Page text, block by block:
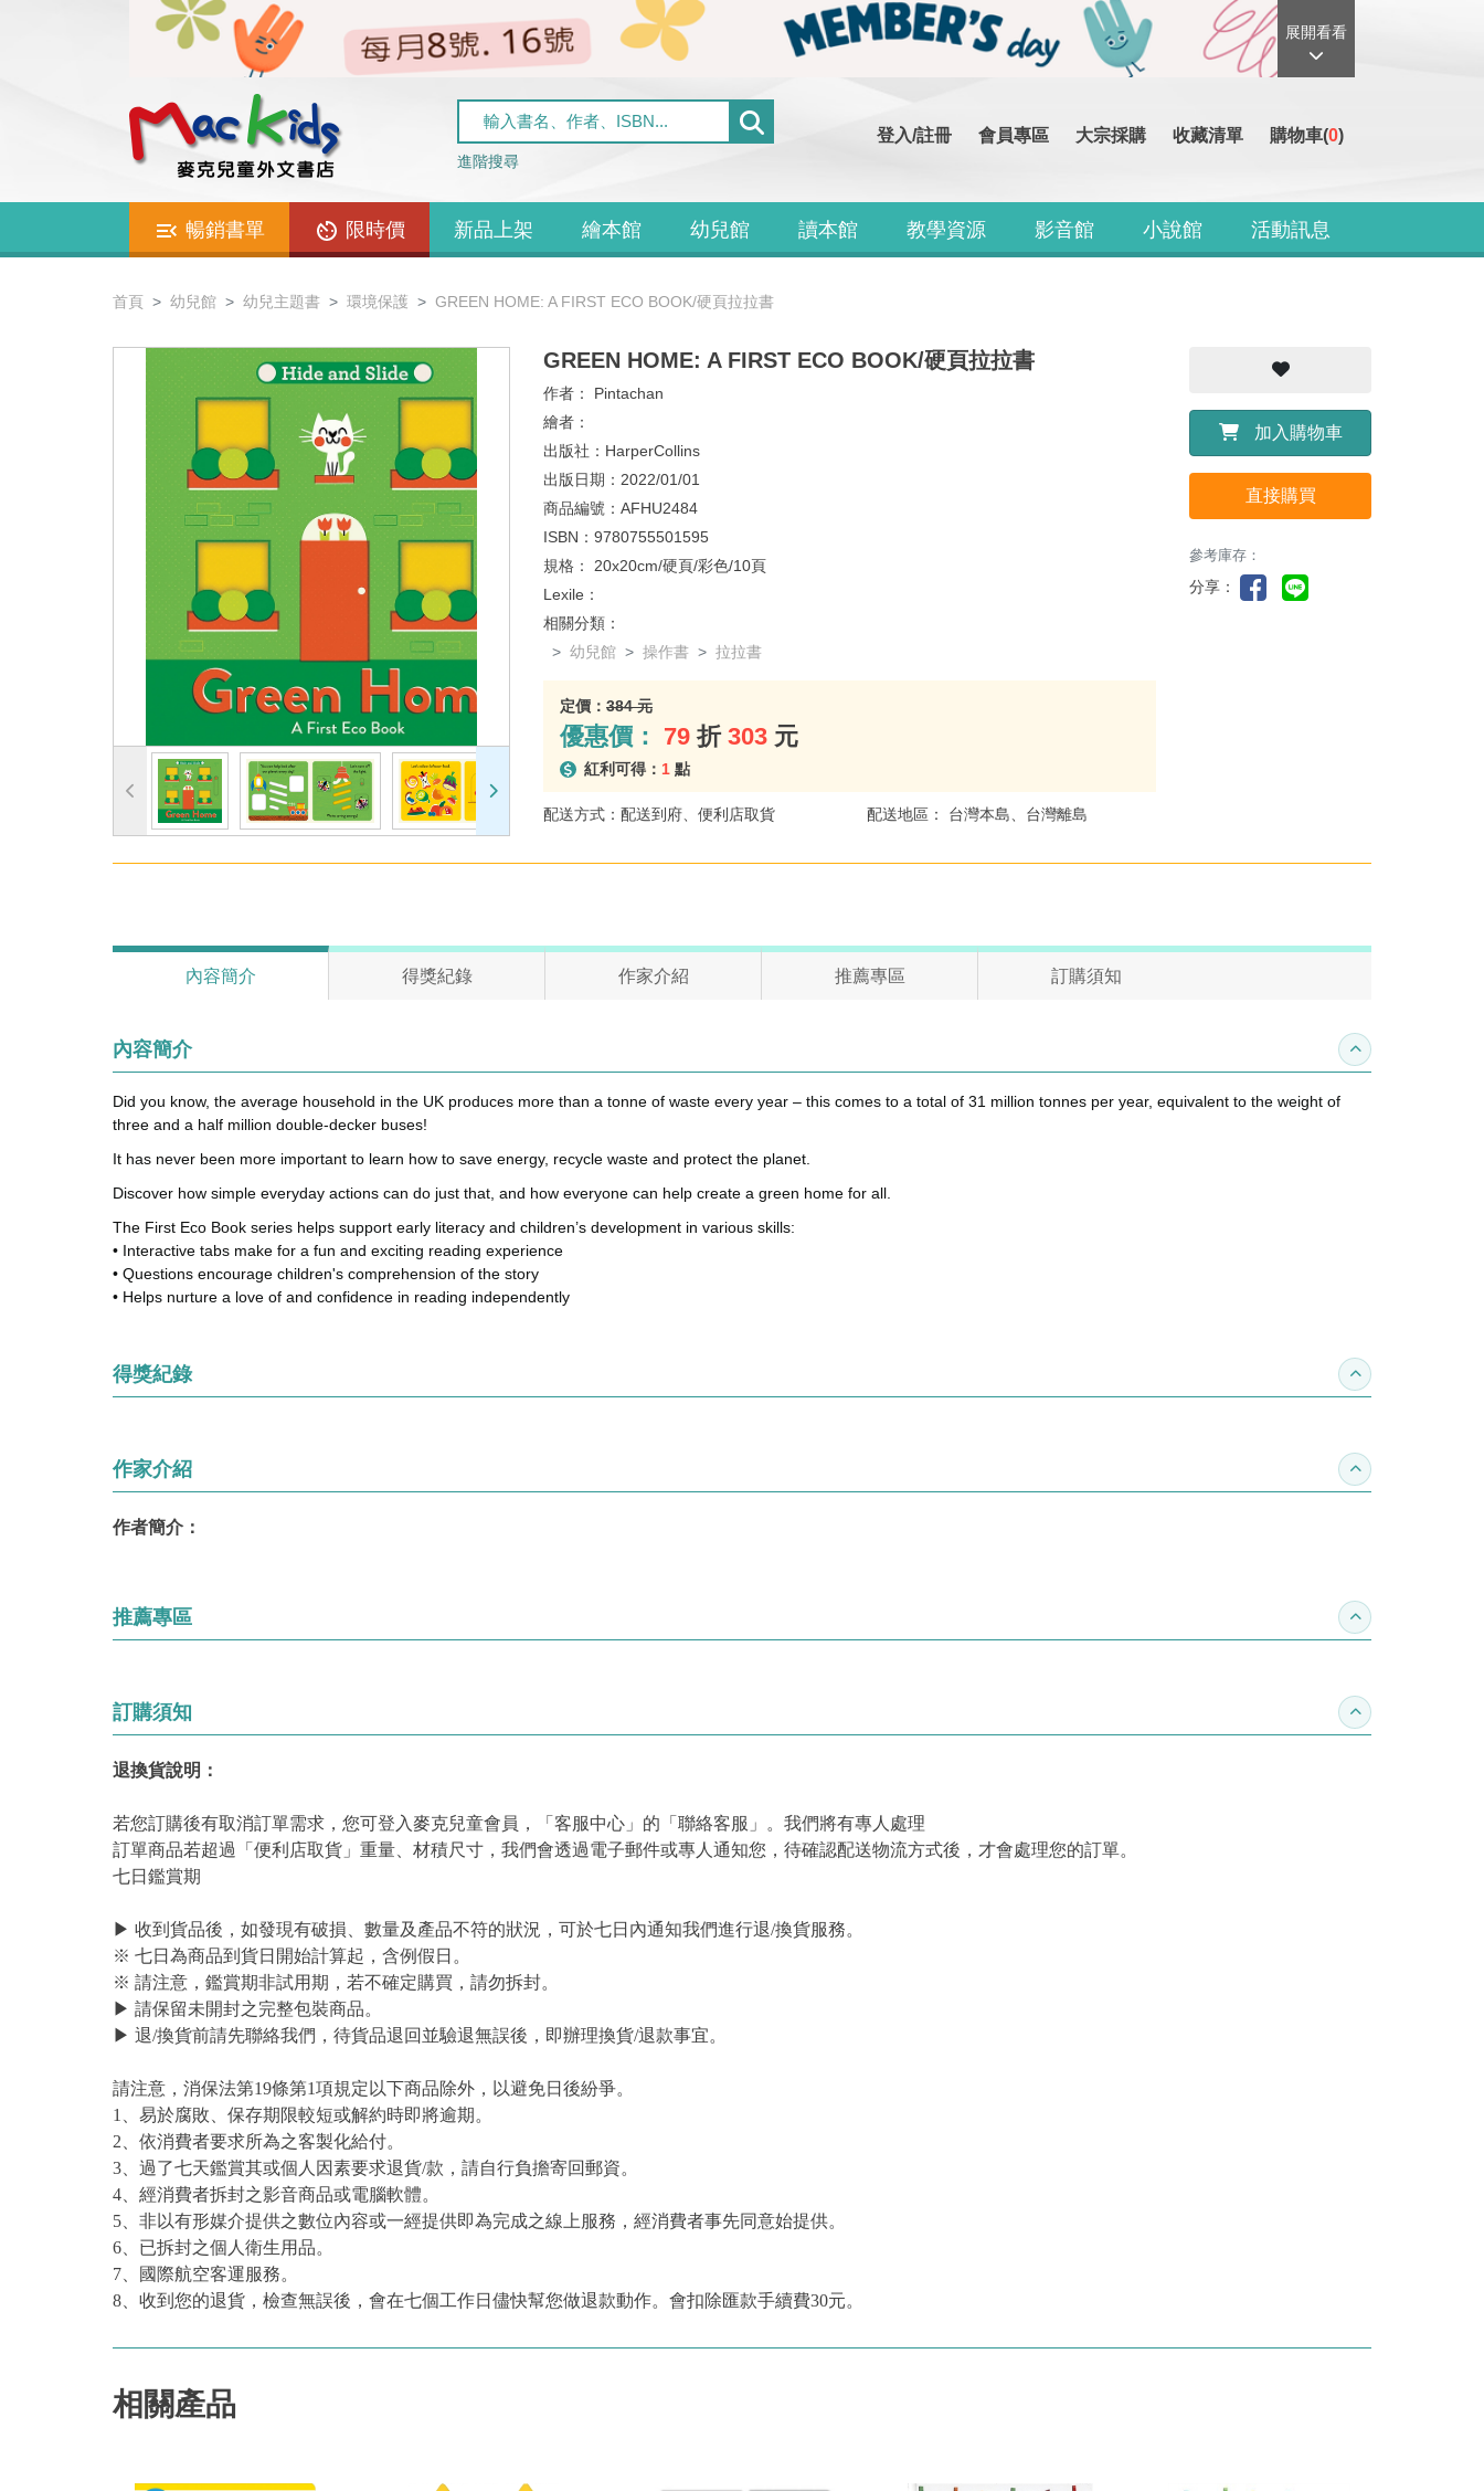
展開看看
進階搜尋
登入/註冊 會員專區 大宗採購 收藏清單 購物車(0)
暢銷書單 限時價 新品上架 繪本館 幼兒館 讀本館 教學資源 影音館 小說館 活動訊息
首頁 幼兒館 幼兒主題書 環境保護 GREEN HOME: A FIRST ECO BOOK/硬頁拉拉書
GREEN HOME: A FIRST ECO BOOK/硬頁拉拉書
作者： Pintachan
繪者：
出版社： HarperCollins
出版日期： 2022/01/01
商品編號： AFHU2484
ISBN： 9780755501595
規格： 20x20cm/硬頁/彩色/10頁
Lexile：
相關分類：
幼兒館
操作書 拉拉書
定價： 384 元
優惠價： 79 折 303 元
紅利可得： 1 點
配送方式：配送到府、便利店取貨 配送地區： 台灣本島、台灣離島
加入購物車
直接購買
參考庫存：
分享：
內容簡介 得獎紀錄 作家介紹 推薦專區 訂購須知
內容簡介 收合內容簡介
Did you know, the average household in the UK produces more than a tonne of waste every year – this comes to a total of 31 million tonnes per year, equivalent to the weight of
three and a half million double-decker buses!
It has never been more important to learn how to save energy, recycle waste and protect the planet.
Discover how simple everyday actions can do just that, and how everyone can help create a green home for all.
The First Eco Book series helps support early literacy and children’s development in various skills:
• Interactive tabs make for a fun and exciting reading experience
• Questions encourage children's comprehension of the story
• Helps nurture a love of and confidence in reading independently
得獎紀錄 收合得獎紀錄
作家介紹 收合作家介紹
作者簡介：
推薦專區 收合推薦專區
訂購須知 收合訂購須知
退換貨說明：
若您訂購後有取消訂單需求，您可登入麥克兒童會員，「客服中心」的「聯絡客服」。我們將有專人處理
訂單商品若超過「便利店取貨」重量、材積尺寸，我們會透過電子郵件或專人通知您，待確認配送物流方式後，才會處理您的訂單。
七日鑑賞期
▶ 收到貨品後，如發現有破損、數量及產品不符的狀況，可於七日內通知我們進行退/換貨服務。
※ 七日為商品到貨日開始計算起，含例假日。
※ 請注意，鑑賞期非試用期，若不確定購買，請勿拆封。
▶ 請保留未開封之完整包裝商品。
▶ 退/換貨前請先聯絡我們，待貨品退回並驗退無誤後，即辦理換貨/退款事宜。
請注意，消保法第19條第1項規定以下商品除外，以避免日後紛爭。
1、易於腐敗、保存期限較短或解約時即將逾期。
2、依消費者要求所為之客製化給付。
3、過了七天鑑賞其或個人因素要求退貨/款，請自行負擔寄回郵資。
4、經消費者拆封之影音商品或電腦軟體。
5、非以有形媒介提供之數位內容或一經提供即為完成之線上服務，經消費者事先同意始提供。
6、已拆封之個人衛生用品。
7、國際航空客運服務。
8、收到您的退貨，檢查無誤後，會在七個工作日儘快幫您做退款動作。會扣除匯款手續費30元。
相關產品